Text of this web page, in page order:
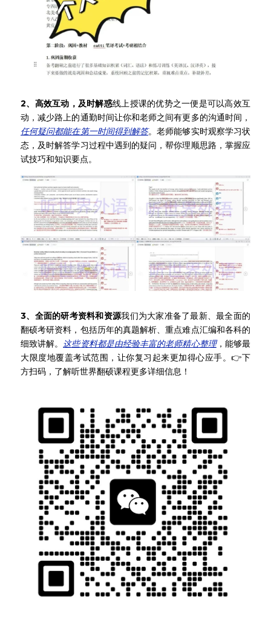
2、高效互动，及时解惑线上授课的优势之一便是可以高效互
动，减少路上的通勤时间让你和老师之间有更多的沟通时间，
任何疑问都能在第一时间得到解答。老师能够实时观察学习状
态，及时解答学习过程中遇到的疑问，帮你理顺思路，掌握应
试技巧和知识要点。
3、全面的研考资料和资源我们为大家准备了最新、最全面的
翻硕考研资料，包括历年的真题解析、重点难点汇编和各科的
细致讲解。 这些资料都是由经验丰富的老师精心整理，能够最
大限度地覆盖考试范围，让你复习起来更加得心应手。👉下
方扫码，了解听世界翻硕课程更多详细信息！